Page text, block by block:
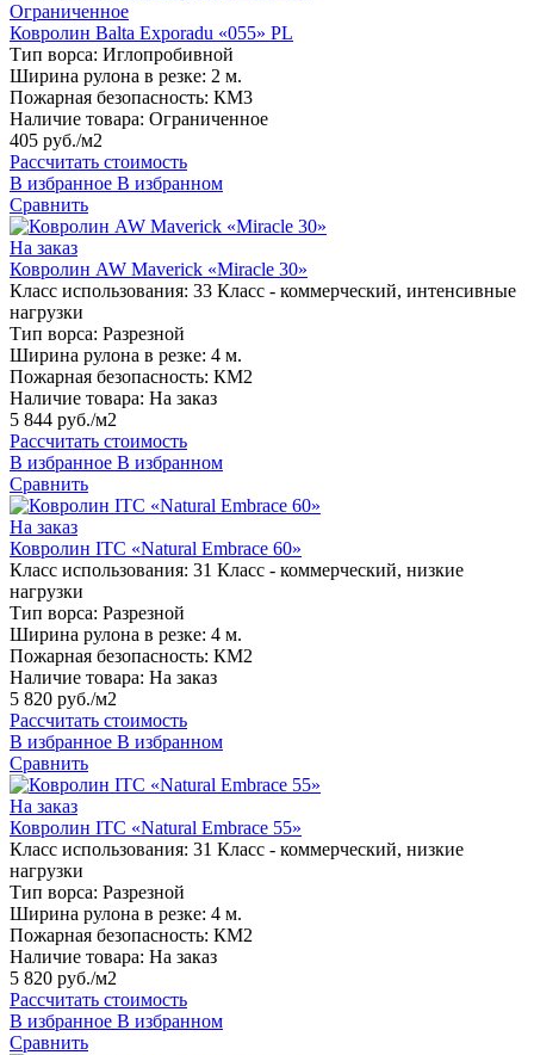
Ограниченное
Ковролин Balta Exporadu «055» PL
Тип ворса: Иглопробивной
Ширина рулона в резке: 2 м.
Пожарная безопасность: КМ3
Наличие товара: Ограниченное
405 руб./м2
Рассчитать стоимость
В избранное В избранном
Сравнить
На заказ
Ковролин AW Maverick «Miracle 30»
Класс использования: 33 Класс - коммерческий, интенсивные
нагрузки
Тип ворса: Разрезной
Ширина рулона в резке: 4 м.
Пожарная безопасность: КМ2
Наличие товара: На заказ
5 844 руб./м2
Рассчитать стоимость
В избранное В избранном
Сравнить
На заказ
Ковролин ITC «Natural Embrace 60»
Класс использования: 31 Класс - коммерческий, низкие
нагрузки
Тип ворса: Разрезной
Ширина рулона в резке: 4 м.
Пожарная безопасность: КМ2
Наличие товара: На заказ
5 820 руб./м2
Рассчитать стоимость
В избранное В избранном
Сравнить
На заказ
Ковролин ITC «Natural Embrace 55»
Класс использования: 31 Класс - коммерческий, низкие
нагрузки
Тип ворса: Разрезной
Ширина рулона в резке: 4 м.
Пожарная безопасность: КМ2
Наличие товара: На заказ
5 820 руб./м2
Рассчитать стоимость
В избранное В избранном
Сравнить